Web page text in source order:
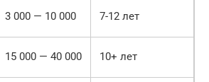
3 000 — 10 000 7-12 лет
15 000 — 40 000 10+ лет